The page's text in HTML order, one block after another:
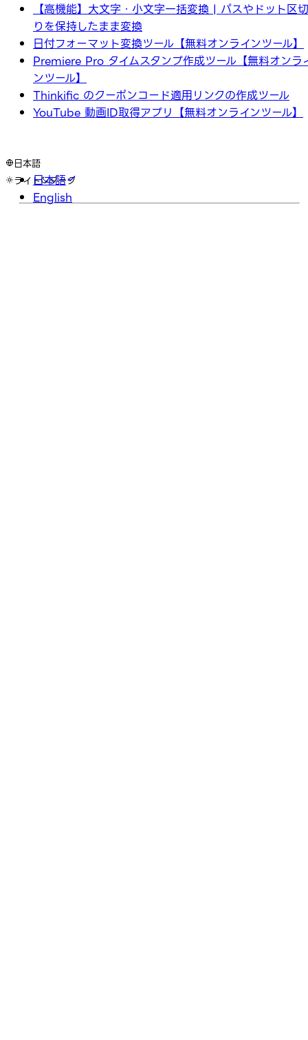
【高機能】大文字・小文字一括変換 | パスやドット区切
りを保持したまま変換
日付フォーマット変換ツール【無料オンラインツール】
Premiere Pro タイムスタンプ作成ツール【無料オンラ
ンツール】
Thinkific のクーポンコード適用リンクの作成ツール
YouTube 動画ID取得アプリ【無料オンラインツール】
日本語
日本語
English
ライト ダーク